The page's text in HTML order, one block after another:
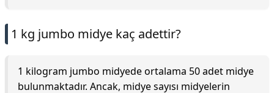
1 kg jumbo midye kaç adettir?
1 kilogram jumbo midyede ortalama 50 adet midye
bulunmaktadır. Ancak, midye sayısı midyelerin